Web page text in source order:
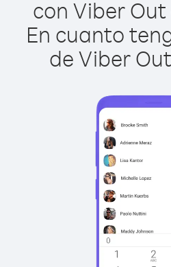
con Viber Out
En cuanto
de Viber